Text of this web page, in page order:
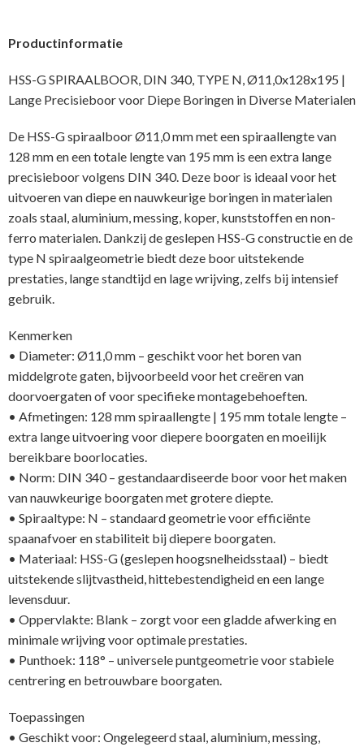
Productinformatie
HSS-G SPIRAALBOOR, DIN 340, TYPE N, Ø11,0x128x195 |
Lange Precisieboor voor Diepe Boringen in Diverse Materialen
De HSS-G spiraalboor Ø11,0 mm met een spiraallengte van
128 mm en een totale lengte van 195 mm is een extra lange
precisieboor volgens DIN 340. Deze boor is ideaal voor het
uitvoeren van diepe en nauwkeurige boringen in materialen
zoals staal, aluminium, messing, koper, kunststoffen en non-
ferro materialen. Dankzij de geslepen HSS-G constructie en de
type N spiraalgeometrie biedt deze boor uitstekende
prestaties, lange standtijd en lage wrijving, zelfs bij intensief
gebruik.
Kenmerken
• Diameter: Ø11,0 mm – geschikt voor het boren van
middelgrote gaten, bijvoorbeeld voor het creëren van
doorvoergaten of voor specifieke montagebehoeften.
• Afmetingen: 128 mm spiraallengte | 195 mm totale lengte –
extra lange uitvoering voor diepere boorgaten en moeilijk
bereikbare boorlocaties.
• Norm: DIN 340 – gestandaardiseerde boor voor het maken
van nauwkeurige boorgaten met grotere diepte.
• Spiraaltype: N – standaard geometrie voor efficiënte
spaanafvoer en stabiliteit bij diepere boorgaten.
• Materiaal: HSS-G (geslepen hoogsnelheidsstaal) – biedt
uitstekende slijtvastheid, hittebestendigheid en een lange
levensduur.
• Oppervlakte: Blank – zorgt voor een gladde afwerking en
minimale wrijving voor optimale prestaties.
• Punthoek: 118° – universele puntgeometrie voor stabiele
centrering en betrouwbare boorgaten.
Toepassingen
• Geschikt voor: Ongelegeerd staal, aluminium, messing,